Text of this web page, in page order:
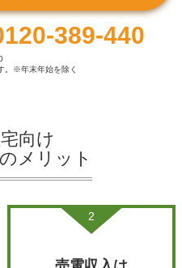
389-440
。※年末年始を除く
向け
メリット
2